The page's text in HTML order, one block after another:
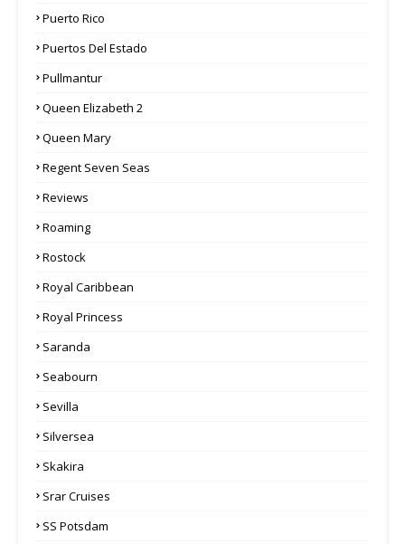
Puerto Rico
Puertos Del Estado
Pullmantur
Queen Elizabeth 2
Queen Mary
Regent Seven Seas
Reviews
Roaming
Rostock
Royal Caribbean
Royal Princess
Saranda
Seabourn
Sevilla
Silversea
Skakira
Srar Cruises
SS Potsdam